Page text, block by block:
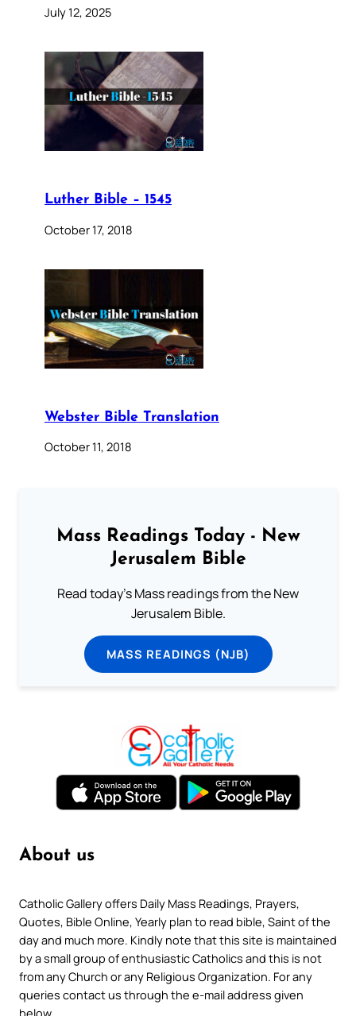
July 12, 2025
Luther Bible – 1545
October 17, 2018
Webster Bible Translation
October 11, 2018
Mass Readings Today - New
Jerusalem Bible
Read today's Mass readings from the New
Jerusalem Bible.
MASS READINGS (NJB)
About us
Catholic Gallery offers Daily Mass Readings, Prayers,
Quotes, Bible Online, Yearly plan to read bible, Saint of the
day and much more. Kindly note that this site is maintained
by a small group of enthusiastic Catholics and this is not
from any Church or any Religious Organization. For any
queries contact us through the e-mail address given
below.